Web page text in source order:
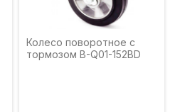
Колесо поворотное с
тормозом B-Q01-152BD